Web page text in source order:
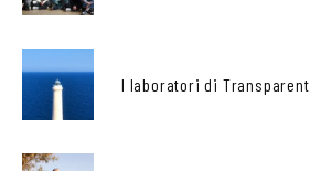
I laboratori di Transparent